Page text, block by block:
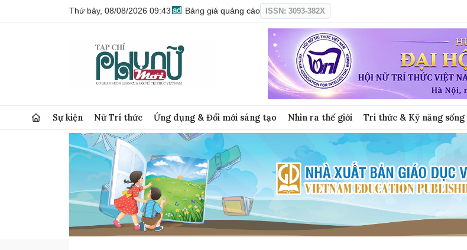
Thứ bảy, 08/08/2026 09:43 Bảng giá quảng cáo ISSN: 3093-382X
Sự kiện Nữ Trí thức Ứng dụng & Đổi mới sáng tạo Nhìn ra thế giới Tri thức & Kỹ năng sống